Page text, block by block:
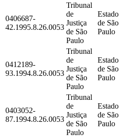
0406687-
42.1995.8.26.0053
Tribunal
de
Justiça
de São
Paulo
Estado
de São
Paulo
0412189-
93.1994.8.26.0053
Tribunal
de
Justiça
de São
Paulo
Estado
de São
Paulo
0403052-
87.1994.8.26.0053
Tribunal
de
Justiça
de São
Paulo
Estado
de São
Paulo